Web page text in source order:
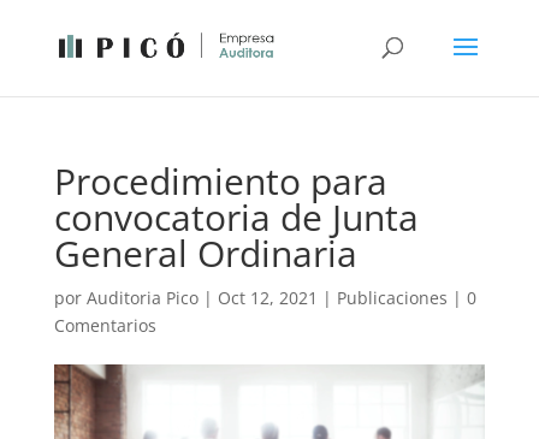
Procedimiento para
convocatoria de Junta
General Ordinaria
por Auditoria Pico| Oct 12, 2021 | Publicaciones | 0
Comentarios